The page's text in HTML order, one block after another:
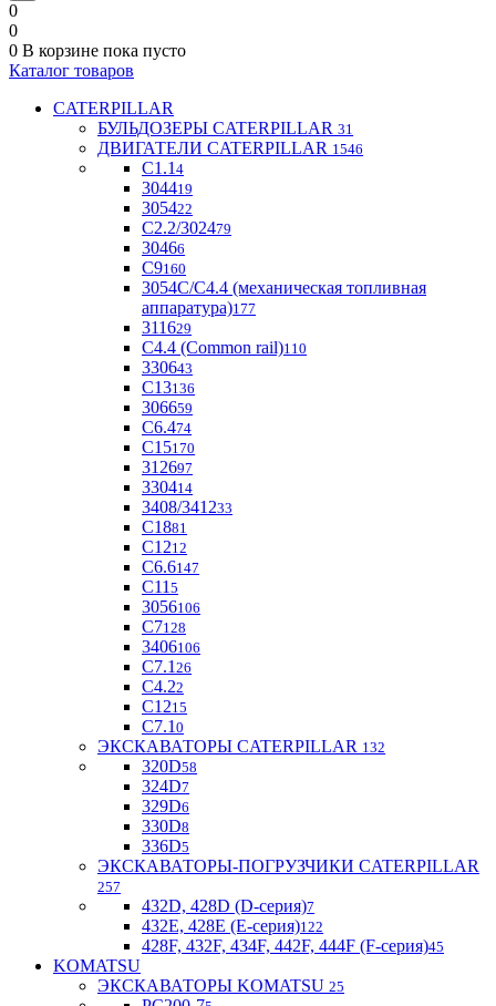
0
0
0 В корзине пока пусто
Каталог товаров
CATERPILLAR
БУЛЬДОЗЕРЫ CATERPILLAR 31
ДВИГАТЕЛИ CATERPILLAR 1546
C1.1 4
304419
305422
С2.2/302479
30466
С9160
3054С/С4.4 (механическая топливная
аппаратура)177
311629
С4.4 (Common rail)110
330643
С13136
306659
С6.474
С15170
312697
330414
3408/341233
С1881
C1212
С6.6147
C11 5
3056106
С7128
3406106
C7.1 26
C4.22
С1215
С7.1 0
ЭКСКАВАТОРЫ CATERPILLAR 132
320D58
324D7
329D6
330D8
336D5
ЭКСКАВАТОРЫ-ПОГРУЗЧИКИ CATERPILLAR
257
432D, 428D (D-серия)7
432E, 428E (E-серия)122
428F, 432F, 434F, 442F, 444F (F-серия)45
KOMATSU
ЭКСКАВАТОРЫ KOMATSU 25